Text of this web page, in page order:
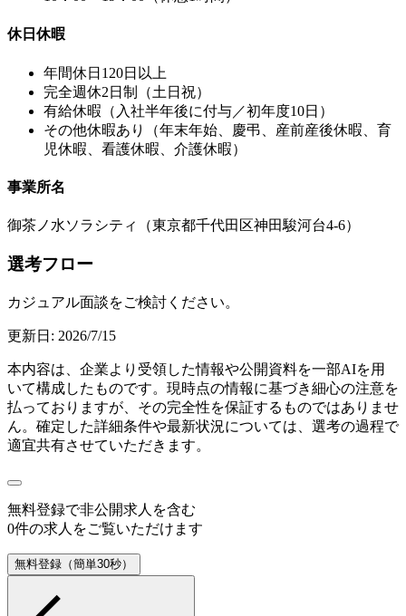
休日休暇
年間休日120日以上
完全週休2日制（土日祝）
有給休暇（入社半年後に付与／初年度10日）
その他休暇あり（年末年始、慶弔、産前産後休暇、育
児休暇、看護休暇、介護休暇）
事業所名
御茶ノ水ソラシティ（東京都千代田区神田駿河台4-6）
選考フロー
カジュアル面談をご検討ください。
更新日: 2026/7/15
本内容は、企業より受領した情報や公開資料を一部AIを用
いて構成したものです。現時点の情報に基づき細心の注意を
払っておりますが、その完全性を保証するものではありませ
ん。確定した詳細条件や最新状況については、選考の過程で
適宜共有させていただきます。
無料登録で非公開求人 を含む
0件の求人をご覧いただけます
無料登録（簡単30秒）